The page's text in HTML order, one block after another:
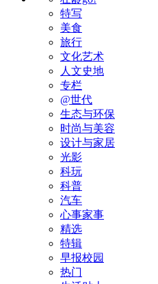
特写
美食
旅行
文化艺术
人文史地
专栏
@世代
生态与环保
时尚与美容
设计与家居
光影
科玩
科普
汽车
心事家事
精选
特辑
早报校园
热门